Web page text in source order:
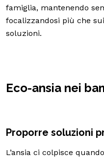
famiglia, mantenendo
focalizzandosi più che
soluzioni.
Eco-ansia nei
Proporre soluzioni
L’ansia ci colpisce